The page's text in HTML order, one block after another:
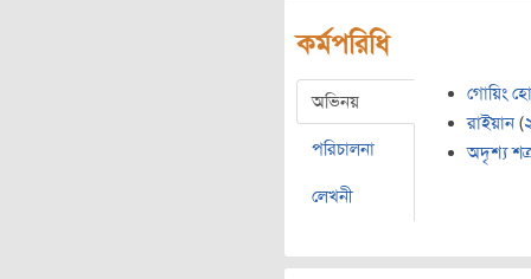
কর্মপরিধি
অভিনয়
পরিচালনা
লেখনী
গোয়িং
রাইয়ান (
অদৃশ্য